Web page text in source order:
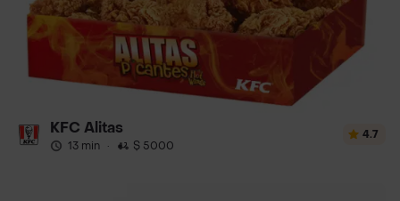
KFC Alitas
13 min · $ 5000
4.7